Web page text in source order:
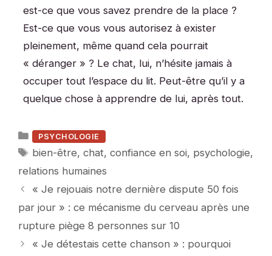
est-ce que vous savez prendre de la place ?
Est-ce que vous vous autorisez à exister
pleinement, même quand cela pourrait
« déranger » ? Le chat, lui, n’hésite jamais à
occuper tout l’espace du lit. Peut-être qu’il y a
quelque chose à apprendre de lui, après tout.
Catégories
PSYCHOLOGIE
Étiquettes
bien-être,chat,confiance en soi, psychologie,
relations humaines
« Je rejouais notre dernière dispute 50 fois
par jour » : ce mécanisme du cerveau après une
rupture piège 8 personnes sur 10
« Je détestais cette chanson » : pourquoi